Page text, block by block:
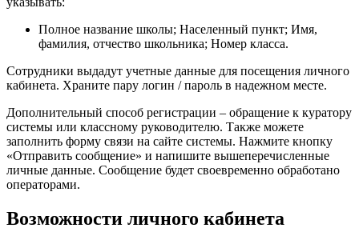
Полное название школы; Населенный пункт; Имя,
фамилия, отчество школьника; Номер класса.
Сотрудники выдадут учетные данные для посещения личного
кабинета. Храните пару логин / пароль в надежном месте.
Дополнительный способ регистрации – обращение к куратору
системы или классному руководителю. Также можете
заполнить форму связи на сайте системы. Нажмите кнопку
«Отправить сообщение» и напишите вышеперечисленные
личные данные. Сообщение будет своевременно обработано
операторами.
Возможности личного кабинета